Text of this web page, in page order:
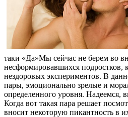
таки «Да»Мы сейчас не берем во
несформировавшихся подростков,
нездоровых экспериментов. В
пары, эмоционально зрелые и
определенного уровня. Надеемся,
Когда вот такая пара решает
вносит некоторую пикантность в